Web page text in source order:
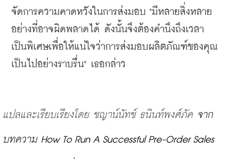
จัดการความคาดหวังในการส่งมอบ "มีหลายสิ่งหลาย
อย่างที่อาจผิดพลาดได้ ดังนั้นจึงต้องคำนึงถึงเวลา
เป็นพิเศษเพื่อให้แน่ใจว่าการส่งมอบผลิตภัณฑ์ของคุณ
เป็นไปอย่างราบรื่น" เธอกล่าว
แปลและเรียบเรียงโดย ชญาน์นัทช์ ธนินท์พงศ์ภัค จาก
บทความ How To Run A Successful Pre-Order Sales